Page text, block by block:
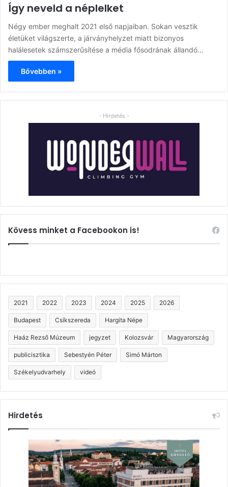
Így neveld a néplelket
Négy ember meghalt 2021 első napjaiban. Sokan vesztik
életüket világszerte, a járványhelyzet miatt bizonyos
halálesetek számszerűsítése a média fősodrának állandó…
Bővebben »
- Hirdetés -
Kövess minket a Facebookon is!
2021 2022 2023 2024 2025 2026
Budapest Csíkszereda Hargita Népe
Haáz Rezső Múzeum jegyzet Kolozsvár Magyarország
publicisztika Sebestyén Péter Simó Márton
Székelyudvarhely videó
Hirdetés